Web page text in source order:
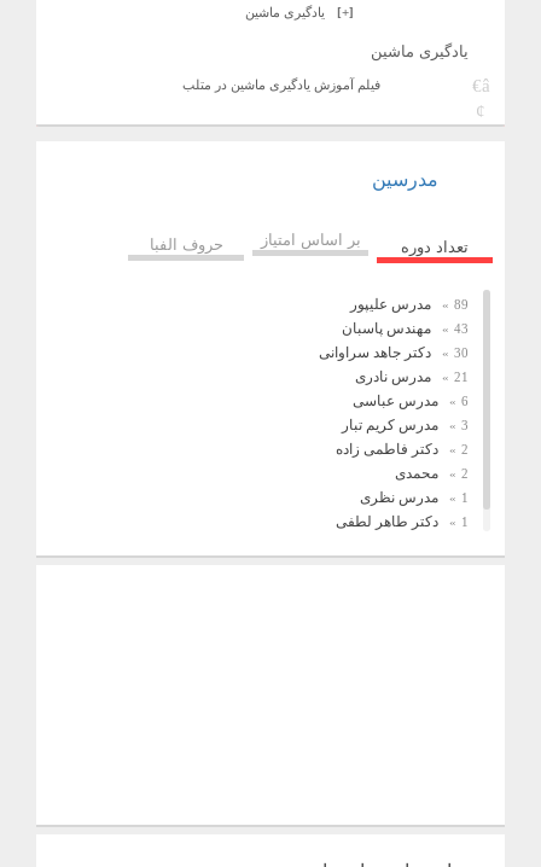
[+] یادگیری ماشین
یادگیری ماشین
فیلم آموزش یادگیری ماشین در متلب
مدرسین
تعداد دوره بر اساس امتیاز حروف الفبا
89 مدرس علیپور
43 مهندس پاسبان
30 دکتر جاهد سراوانی
21 مدرس نادری
6 مدرس عباسی
3 مدرس کریم تبار
2 دکتر فاطمی زاده
2 محمدی
1 مدرس نظری
1 دکتر طاهر لطفی